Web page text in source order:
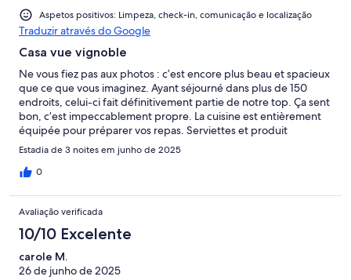
Aspetos positivos: Limpeza, check-in, comunicação e localização
Traduzir através do Google
Casa vue vignoble
Ne vous fiez pas aux photos : c’est encore plus beau et spacieux
que ce que vous imaginez. Ayant séjourné dans plus de 150
endroits, celui-ci fait définitivement partie de notre top. Ça sent
bon, c’est impeccablement propre. La cuisine est entièrement
équipée pour préparer vos repas. Serviettes et produit
ménager à disposition. Il y a deux tables pour manger, des
canapés dans le salon, ainsi qu’une chambre avec des lits
confortables et des couvertures supplémentaires. Une terrasse
vaste et sécurisé par une barrière. L’accès à la maison se fait
facilement grâce à une boîte à clés.Le seul point négatif :
l’annonce mentionne une piscine, mais malgré deux relances
auprès de l’hôte, nous n’avons jamais eu de réponse. Y a-t-il
vraiment une piscine ? Nous ne le saurons jamais, et c’est
dommage, car nous avions prévu en profite
Estadia de 3 noites em junho de 2025
0
Avaliação verificada
10/10 Excelente
carole M.
26 de junho de 2025